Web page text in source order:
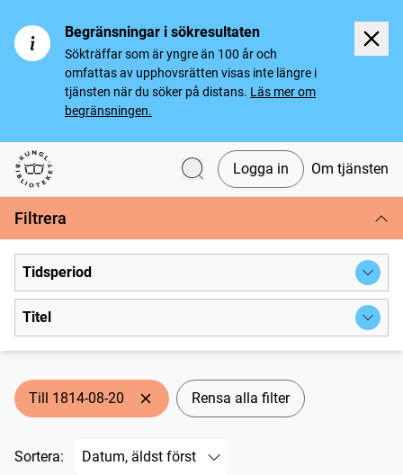
Begränsningar i sökresultaten
Sökträffar som är yngre än 100 år och
omfattas av upphovsrätten visas inte längre i
tjänsten när du söker på distans. Läs mer om
begränsningen.
Svenska tidningar
Logga in Om tjänsten
Filtrera
Tidsperiod
Titel
Till 1814-08-20 Rensa alla filter
Sortera: